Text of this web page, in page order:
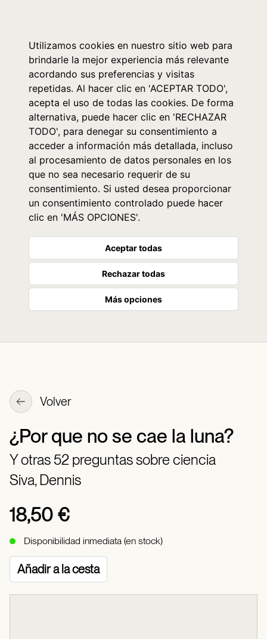
Utilizamos cookies en nuestro sitio web para
brindarle la mejor experiencia más relevante
acordando sus preferencias y visitas
repetidas. Al hacer clic en 'ACEPTAR TODO',
acepta el uso de todas las cookies. De forma
alternativa, puede hacer clic en 'RECHAZAR
TODO', para denegar su consentimiento a
acceder a información más detallada, incluso
al procesamiento de datos personales en los
que no sea necesario requerir de su
consentimiento. Si usted desea proporcionar
un consentimiento controlado puede hacer
clic en 'MÁS OPCIONES'.
Aceptar todas
Rechazar todas
Más opciones
Volver
¿Por que no se cae la luna?
Y otras 52 preguntas sobre ciencia
Siva, Dennis
18,50 €
Disponibilidad inmediata (en stock)
Añadir a la cesta